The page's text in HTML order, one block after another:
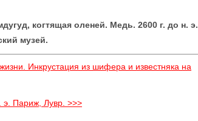
когтящая оленей. Медь. 2600 г. до н. э.
музей.
Инкрустация из шифера и известняка на
э. Париж, Лувр. >>>